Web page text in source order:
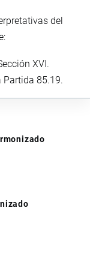
del
XVI.
85.19.